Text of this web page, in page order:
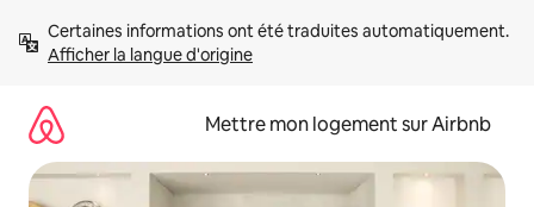
directement
Afficher la langue d'origine
Mettre mon logement sur Airbnb